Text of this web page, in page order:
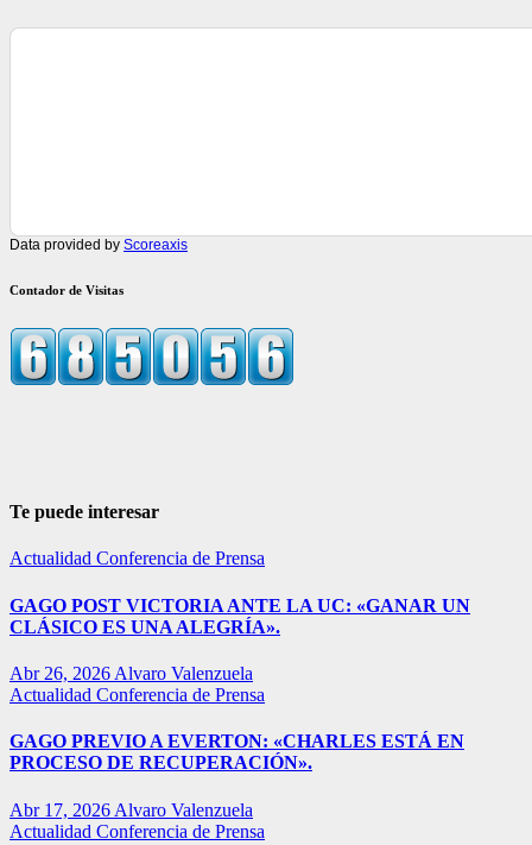
Data provided by Scoreaxis
Contador de Visitas
Te puede interesar
Actualidad Conferencia de Prensa
GAGO POST VICTORIA ANTE LA UC: «GANAR UN
CLÁSICO ES UNA ALEGRÍA».
Abr 26, 2026 Alvaro Valenzuela
Actualidad Conferencia de Prensa
GAGO PREVIO A EVERTON: «CHARLES ESTÁ EN
PROCESO DE RECUPERACIÓN».
Abr 17, 2026 Alvaro Valenzuela
Actualidad Conferencia de Prensa